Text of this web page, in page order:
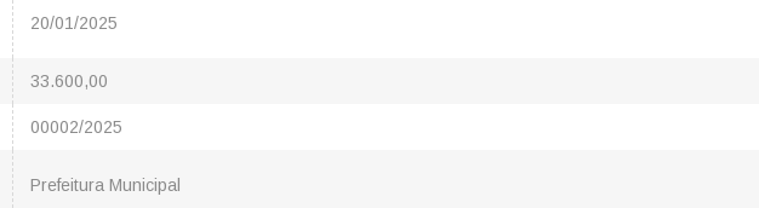
20/01/2025
33.600,00
00002/2025
Prefeitura Municipal